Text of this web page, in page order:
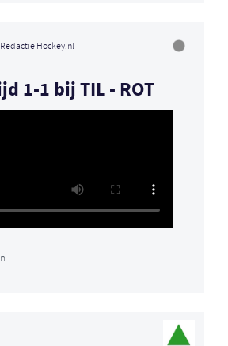
Redactie Hockey.nl
1-1 bij TIL - ROT